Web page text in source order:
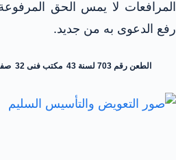
المرافعات لا يمس الحق
رفع الدعوى به من جديد.
الطعن رقم 703 لسنة 43 مكتب فنى 32 صفحة رقم 1023 بتاريخ 1- 4-1981